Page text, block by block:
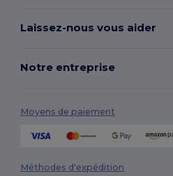
Laissez-nous vous aider
Notre entreprise
Moyens de paiement
Méthodes d'expédition